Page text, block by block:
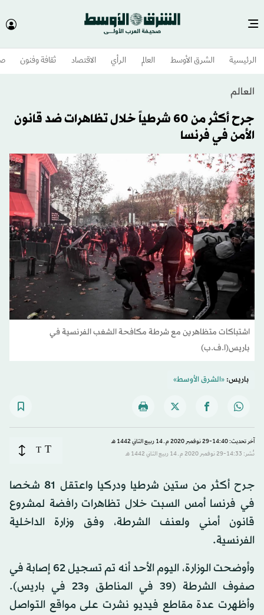
الرئيسية الشرق الأوسط​ العالم الرأي الاقتصاد ثقافة وفنون
العالم
جرح أكثر من 60 شرطياً خلال تظاهرات ضد قانون
الأمن في فرنسا
اشتباكات متظاهرين مع شرطة مكافحة الشغب الفرنسية في
باريس(ا.ف.ب)
باريس:«الشرق الأوسط»
آخر تحديث: 14:40-29 نوفمبر 2020 م ـ 14 ربيع الثاني 1442 هـ
نُشر: 14:33-29 نوفمبر 2020 م ـ 14 ربيع الثاني 1442 هـ
T
T
جرح أكثر من ستين شرطيا ودركيا واعتقل 81 شخصا
في فرنسا أمس السبت خلال تظاهرات رافضة لمشروع
قانون أمني ولعنف الشرطة، وفق وزارة الداخلية
الفرنسية.
وأوضحت الوزارة، اليوم الأحد أنه تم تسجيل 62 إصابة في
صفوف الشرطة (39 في المناطق و23 في باريس).
وأظهرت عدة مقاطع فيديو نشرت على مواقع التواصل